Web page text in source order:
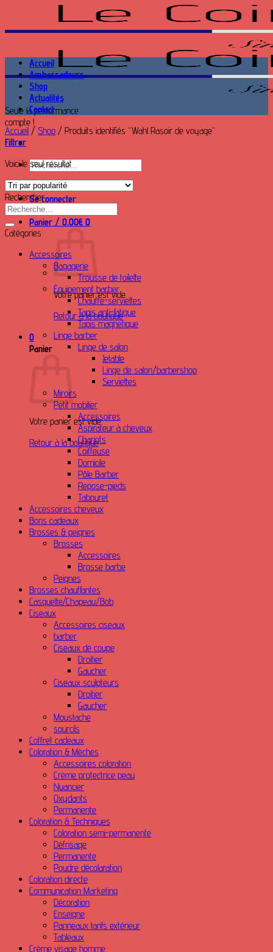
contenu
Seule la performance
compte !
Recherche
pour :
Se connecter
Panier / 0.00€ 0
Votre panier est vide.
Retour à la boutique
0
Panier
Votre panier est vide.
Retour à la boutique
Accueil
Ambassadeurs
Shop
Actualités
Contact
Accueil / Shop / Produits identifiés “Wahl Rasoir de voyage”
Filtrer
Voici le seul résultat
Rechercher
Recherche
pour :
Catégories
Accessoires
Bagagerie
Trousse de toilette
Équipement barber
Chauffe-serviettes
Tapis anti-fatigue
Tapis magnetique
Linge barber
Linge de salon
Jetable
Linge de salon/barbershop
Serviettes
Miroirs
Petit mobilier
Accessoires
Aspirateur à cheveux
Chariots
Coiffeuse
Domicile
Pôle Barber
Repose-pieds
Tabouret
Accessoires cheveux
Bons cadeaux
Brosses & peignes
Brosses
Accessoires
Brosse barbe
Peignes
Brosses chauffantes
Casquette/Chapeau/Bob
Ciseaux
Accessoires ciseaux
barber
Ciseaux de coupe
Droitier
Gaucher
Ciseaux sculpteurs
Droitier
Gaucher
Moustache
sourcils
Coffret cadeaux
Coloration & Mèches
Accessoires coloration
Crème protectrice peau
Nuancier
Oxydants
Permanente
Coloration & Techniques
Coloration semi-permanente
Défrisage
Permanente
Poudre décolaration
Coloration directe
Communication Marketing
Décoration
Enseigne
Panneaux tarifs extérieur
Tableaux
Crème visage homme